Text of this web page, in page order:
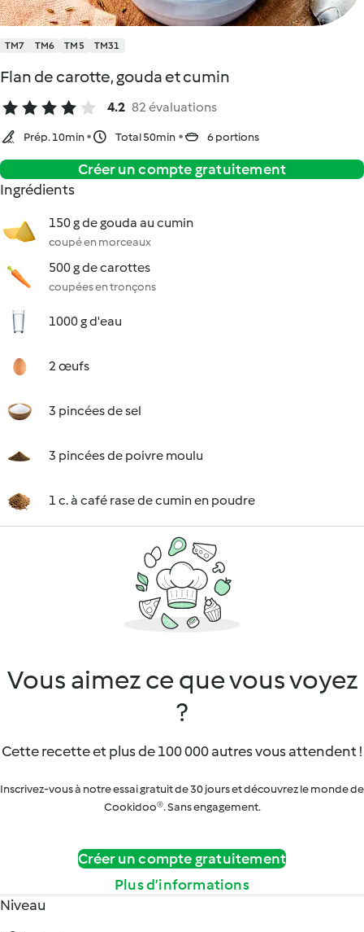
TM7 TM6 TM5 TM31
Flan de carotte, gouda et cumin
4.2 82 évaluations
Prép. 10min Total 50min 6 portions
Créer un compte gratuitement
Ingrédients
150 g de gouda au cumin
coupé en morceaux
500 g de carottes
coupées en tronçons
1000 g d'eau
2 œufs
3 pincées de sel
3 pincées de poivre moulu
1 c. à café rase de cumin en poudre
Vous aimez ce que vous voyez
?
Cette recette et plus de 100 000 autres vous attendent !
Inscrivez-vous à notre essai gratuit de 30 jours et découvrez le monde de
Cookidoo®. Sans engagement.
Créer un compte gratuitement
Plus d’informations
Niveau